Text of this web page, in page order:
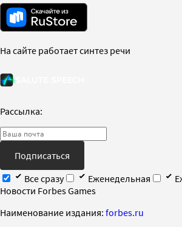
На сайте работает синтез речи
Рассылка:
Подписаться
Все сразу
Еженедельная
Новости Forbes Games
Наименование издания: forbes.ru